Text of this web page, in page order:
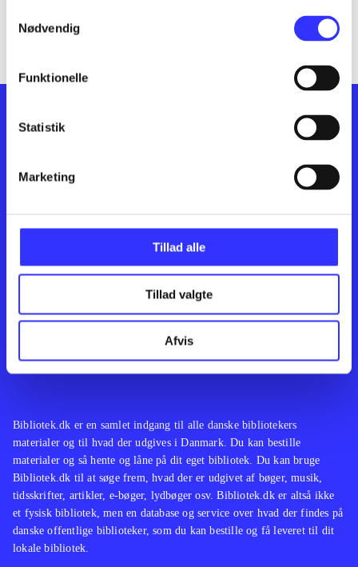
Nødvendig
Funktionelle
Statistik
Marketing
Tillad alle
Tillad valgte
Afvis
lorem ipsum dolor sit amet ...
Feedback
Bibliotek.dk er en samlet indgang til alle danske bibliotekers
materialer og til hvad der udgives i Danmark. Du kan bestille
materialer og så hente og låne på dit eget bibliotek. Du kan bruge
Bibliotek.dk til at søge frem, hvad der er udgivet af bøger, musik,
tidsskrifter, artikler, e-bøger, lydbøger osv. Bibliotek.dk er altså ikke
et fysisk bibliotek, men en database og service over hvad der findes på
danske offentlige biblioteker, som du kan bestille og få leveret til dit
lokale bibliotek.
Kontakt os
English
Artikler
Film
Musik
Noder